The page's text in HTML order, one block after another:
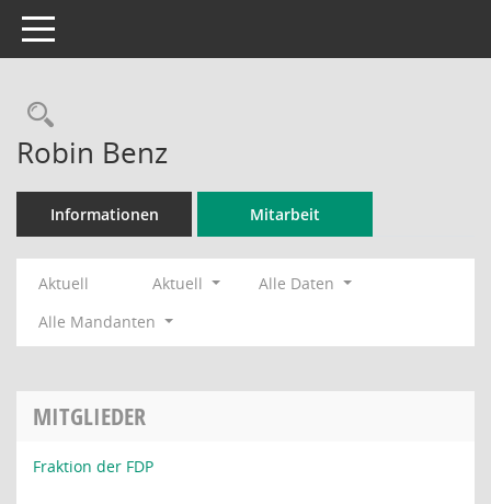
Toggle navigation
Rechercheauswahl
Robin Benz
Informationen Mitarbeit
Aktuell Aktuell
Alle Daten
Alle Mandanten
MITGLIEDER
Fraktion der FDP